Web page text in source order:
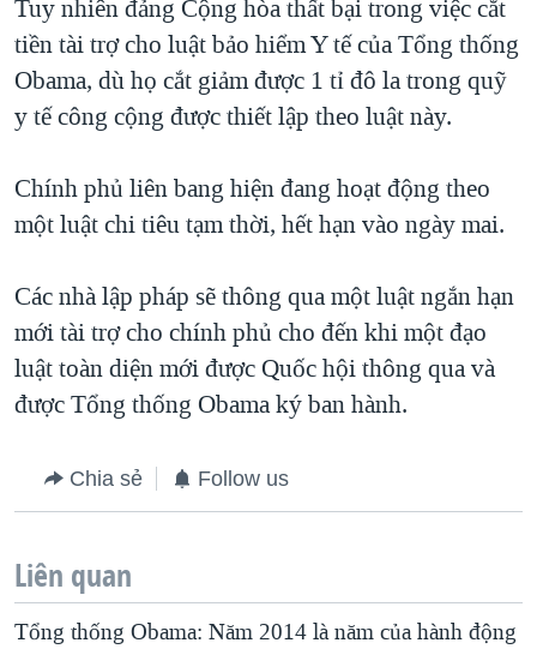
Tuy nhiên đảng Cộng hòa thất bại trong việc cắt
tiền tài trợ cho luật bảo hiểm Y tế của Tổng thống
Obama, dù họ cắt giảm được 1 tỉ đô la trong quỹ
y tế công cộng được thiết lập theo luật này.
Chính phủ liên bang hiện đang hoạt động theo
một luật chi tiêu tạm thời, hết hạn vào ngày mai.
Các nhà lập pháp sẽ thông qua một luật ngắn hạn
mới tài trợ cho chính phủ cho đến khi một đạo
luật toàn diện mới được Quốc hội thông qua và
được Tổng thống Obama ký ban hành.
Chia sẻ Follow us
Liên quan
Tổng thống Obama: Năm 2014 là năm của hành động